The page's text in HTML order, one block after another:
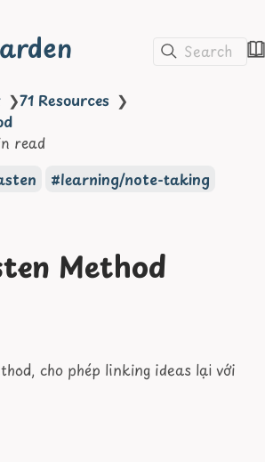
Search
❯71 Resources ❯
read
learning/note-taking
Method
cho phép linking ideas lại với